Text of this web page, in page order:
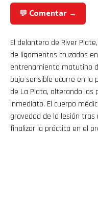
💬 Comentar →
El delantero de River Plate,
de ligamentos cruzados
entrenamiento matutino
baja sensible ocurre en la
de La Plata, alterando los
inmediato. El cuerpo
gravedad de la lesión
finalizar la práctica en el